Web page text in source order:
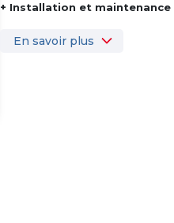
+ Installation et maintenance
En savoir plus